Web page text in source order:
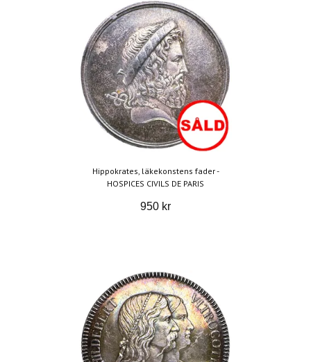
Hippokrates, läkekonstens fader -
HOSPICES CIVILS DE PARIS
950 kr